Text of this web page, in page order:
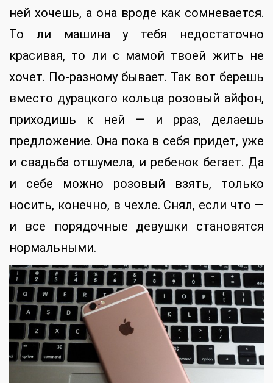
ней хочешь, а она вроде как сомневается.
То ли машина у тебя недостаточно
красивая, то ли с мамой твоей жить не
хочет. По-разному бывает. Так вот берешь
вместо дурацкого кольца розовый айфон,
приходишь к ней — и рраз, делаешь
предложение. Она пока в себя придет, уже
и свадьба отшумела, и ребенок бегает. Да
и себе можно розовый взять, только
носить, конечно, в чехле. Снял, если что —
и все порядочные девушки становятся
нормальными.